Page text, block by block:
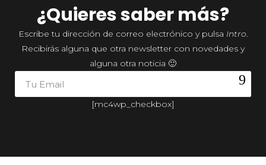
¿Quieres saber más?
Escribe tu dirección de correo electrónico y pulsa Intro.
Recibirás alguna que otra newsletter con novedades y
alguna otra noticia 🙂
[mc4wp_checkbox]